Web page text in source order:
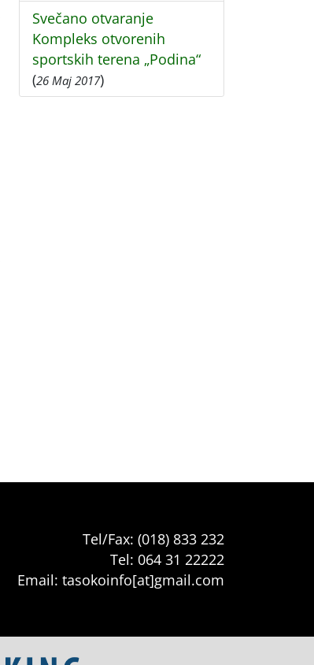
Svečano otvaranje
Kompleks otvorenih
sportskih terena „Podina“
(26 Maj 2017)
Tel/Fax: (018) 833 232
Tel: 064 31 22222
Email: tasokoinfo[at]gmail.com